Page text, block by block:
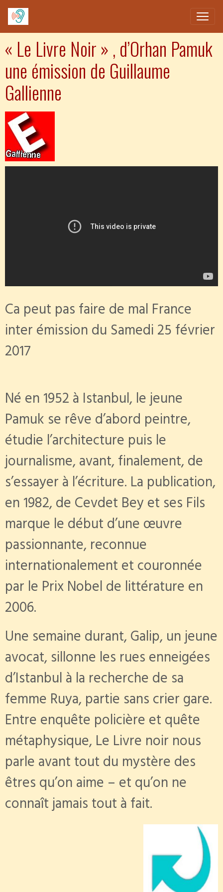
« Le Livre Noir » , d’Orhan Pamuk
une émission de Guillaume
Gallienne
Ca peut pas faire de mal France
inter émission du Samedi 25 février
2017
Né en 1952 à Istanbul, le jeune
Pamuk se rêve d’abord peintre,
étudie l’architecture puis le
journalisme, avant, finalement, de
s’essayer à l’écriture. La publication,
en 1982, de Cevdet Bey et ses Fils
marque le début d’une œuvre
passionnante, reconnue
internationalement et couronnée
par le Prix Nobel de littérature en
2006.
Une semaine durant, Galip, un jeune
avocat, sillonneles rues enneigées
d’Istanbul à la recherche de sa
femme Ruya, partie sans crier gare.
Entre enquête policière et quête
métaphysique, Le Livre noir nous
parle avant tout du mystère des
êtres qu’on aime – et qu’on ne
connaît jamais tout à fait.